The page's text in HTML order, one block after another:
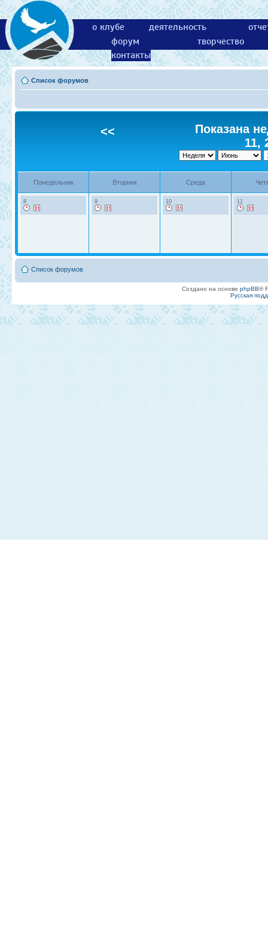
о клубе деятельность
форум
творчество
контакты
Список форумов
<<
Показана
11,
Понедельник Вторник Среда
8 9 10 11
Список форумов
Создано на основе phpBB®
Русская